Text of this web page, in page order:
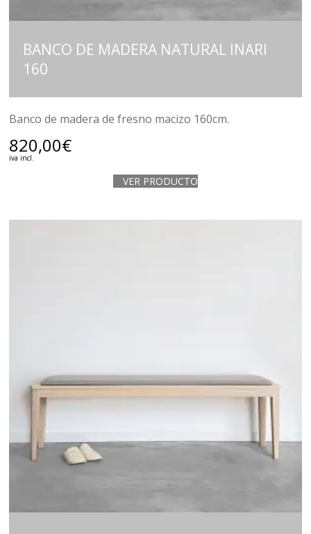
BANCO DE MADERA NATURAL INARI
160
Banco de madera de fresno macizo 160cm.
820,00€
iva incl.
VER PRODUCTO